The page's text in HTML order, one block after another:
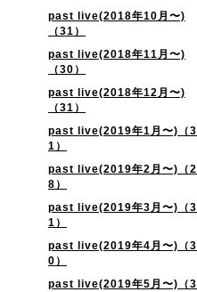
past live(2018年10月〜)
（31）
past live(2018年11月〜)
（30）
past live(2018年12月〜)
（31）
past live(2019年1月〜)（3
1）
past live(2019年2月〜)（2
8）
past live(2019年3月〜)（3
1）
past live(2019年4月〜)（3
0）
past live(2019年5月〜)（3